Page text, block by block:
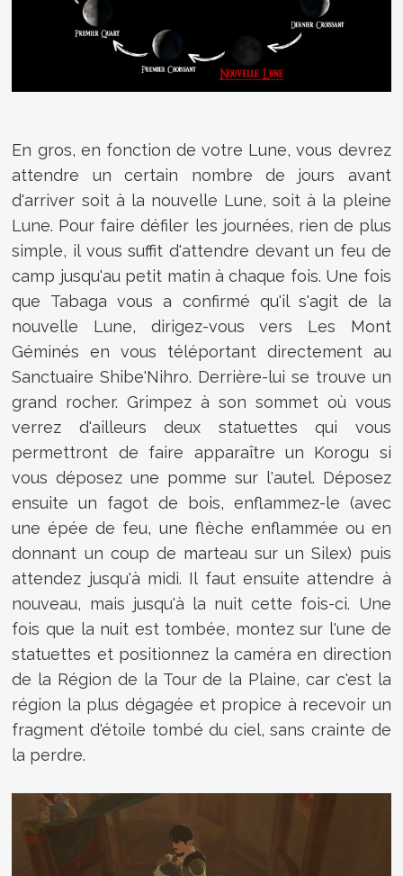
En gros, en fonction de votre Lune, vous devrez
attendre un certain nombre de jours avant
d'arriver soit à la nouvelle Lune, soit à la pleine
Lune. Pour faire défiler les journées, rien de plus
simple, il vous suffit d'attendre devant un feu de
camp jusqu'au petit matin à chaque fois. Une fois
que Tabaga vous a confirmé qu'il s'agit de la
nouvelle Lune, dirigez-vous vers Les Mont
Géminés en vous téléportant directement au
Sanctuaire Shibe'Nihro. Derrière-lui se trouve un
grand rocher. Grimpez à son sommet où vous
verrez d'ailleurs deux statuettes qui vous
permettront de faire apparaître un Korogu si
vous déposez une pomme sur l'autel. Déposez
ensuite un fagot de bois, enflammez-le (avec
une épée de feu, une flèche enflammée ou en
donnant un coup de marteau sur un Silex) puis
attendez jusqu'à midi. Il faut ensuite attendre à
nouveau, mais jusqu'à la nuit cette fois-ci. Une
fois que la nuit est tombée, montez sur l'une de
statuettes et positionnez la caméra en direction
de la Région de la Tour de la Plaine, car c'est la
région la plus dégagée et propice à recevoir un
fragment d'étoile tombé du ciel, sans crainte de
la perdre.